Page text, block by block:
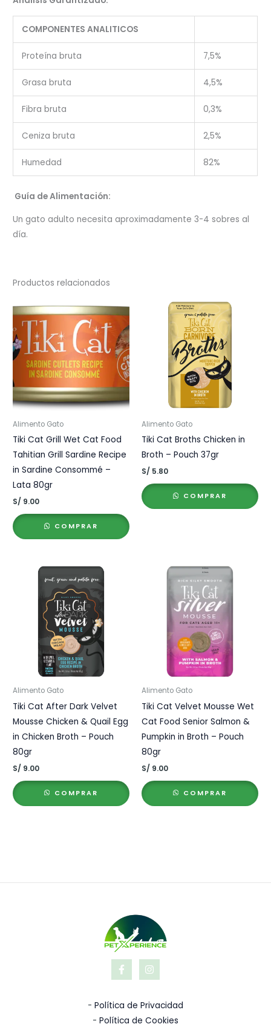
COMPONENTES ANALITICOS
Proteína bruta 7,5%
Grasa bruta 4,5%
Fibra bruta 0,3%
Ceniza bruta 2,5%
Humedad 82%
Guía de Alimentación:
Un gato adulto necesita aproximadamente 3-4 sobres al
día.
Productos relacionados
Alimento Gato
Tiki Cat Grill Wet Cat Food
Tahitian Grill Sardine Recipe
in Sardine Consommé –
Lata 80gr
S/ 9.00
COMPRAR
Alimento Gato
Tiki Cat Broths Chicken in
Broth – Pouch 37gr
S/ 5.80
COMPRAR
Alimento Gato
Tiki Cat After Dark Velvet
Mousse Chicken & Quail Egg
in Chicken Broth – Pouch
80gr
S/ 9.00
COMPRAR
Alimento Gato
Tiki Cat Velvet Mousse Wet
Cat Food Senior Salmon &
Pumpkin in Broth – Pouch
80gr
S/ 9.00
COMPRAR
- Política de Privacidad
- Política de Cookies